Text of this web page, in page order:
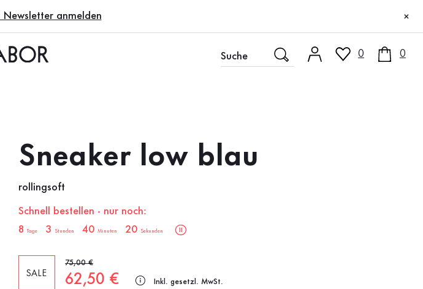
Newsletter anmelden ×
0 0
Sneaker low blau
rollingsoft
Schnell bestellen - nur noch:
sale.countdown.description
8 Tage 3 Stunden 40 Minuten 19 Sekunden
SALE
Alter Preis
75,00 €
Neuer Preis
62,50 € Inkl. gesetzl. MwSt.